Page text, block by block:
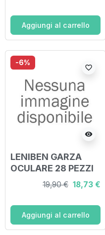
Aggiungi al carrello
-6%
visibility
favorite_border
LENIBEN GARZA
OCULARE 28 PEZZI
19,90 € 18,73 €
Aggiungi al carrello